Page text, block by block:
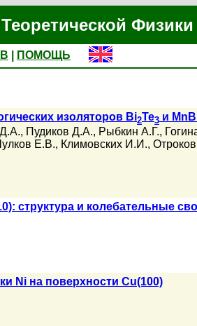
Физики
ПОМОЩЬ
изоляторов Bi2Te3 и
, Пудиков Д.А., Рыбкин А.Г.,
Е.В., Климовских И.И.,
структура и колебательные
Ni на поверхности Cu(100)